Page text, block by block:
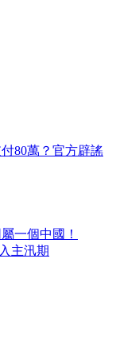
80萬？官方辟謠
一個中國！
主汛期